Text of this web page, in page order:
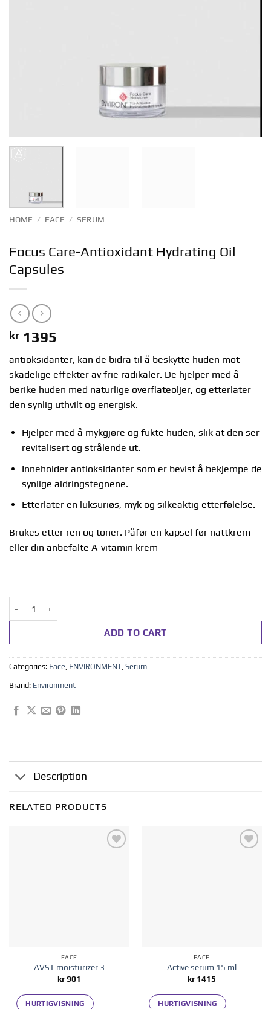
HOME / FACE / SERUM
Focus Care-Antioxidant Hydrating Oil
Capsules
kr 1395
antioksidanter, kan de bidra til å beskytte huden mot
skadelige effekter av frie radikaler. De hjelper med å
berike huden med naturlige overflateoljer, og etterlater
den synlig uthvilt og energisk.
Hjelper med å mykgjøre og fukte huden, slik at den ser
revitalisert og strålende ut.
Inneholder antioksidanter som er bevist å bekjempe de
synlige aldringstegnene.
Etterlater en luksuriøs, myk og silkeaktig etterfølelse.
Brukes etter ren og toner. Påfør en kapsel før nattkrem
eller din anbefalte A-vitamin krem
ADD TO CART
Categories: Face ENVIRONMENT, Serum
Brand: Environment
Description
RELATED PRODUCTS
FACE
AVST moisturizer 3
kr901
HURTIGVISNING
FACE
Active serum 15 ml
kr1415
HURTIGVISNING